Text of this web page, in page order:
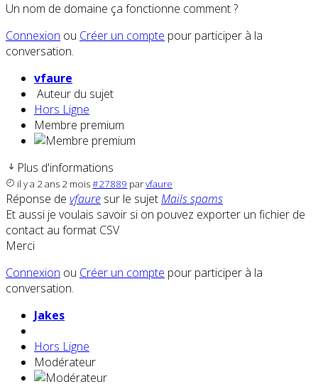
Un nom de domaine ça fonctionne comment ?
Connexion ou Créer un compte pour participer à la
conversation.
vfaure
Auteur du sujet
Hors Ligne
Membre premium
Plus d'informations
il y a 2 ans 2 mois#27889 parvfaure
Réponse de vfaure sur le sujetMails spams
Et aussi je voulais savoir si on pouvez exporter un fichier de
contact au format CSV
Merci
Connexion ou Créer un compte pour participer à la
conversation.
Jakes
Hors Ligne
Modérateur